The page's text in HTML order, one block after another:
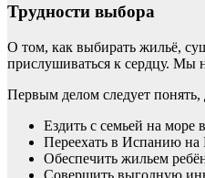
Трудности выбора
О том, как выбирать жильё,
прислушиваться к сердцу. Мы
Первым делом следует
Ездить с семьей на море
Переехать в Испанию
Обеспечить жильем
Совершить выгодную